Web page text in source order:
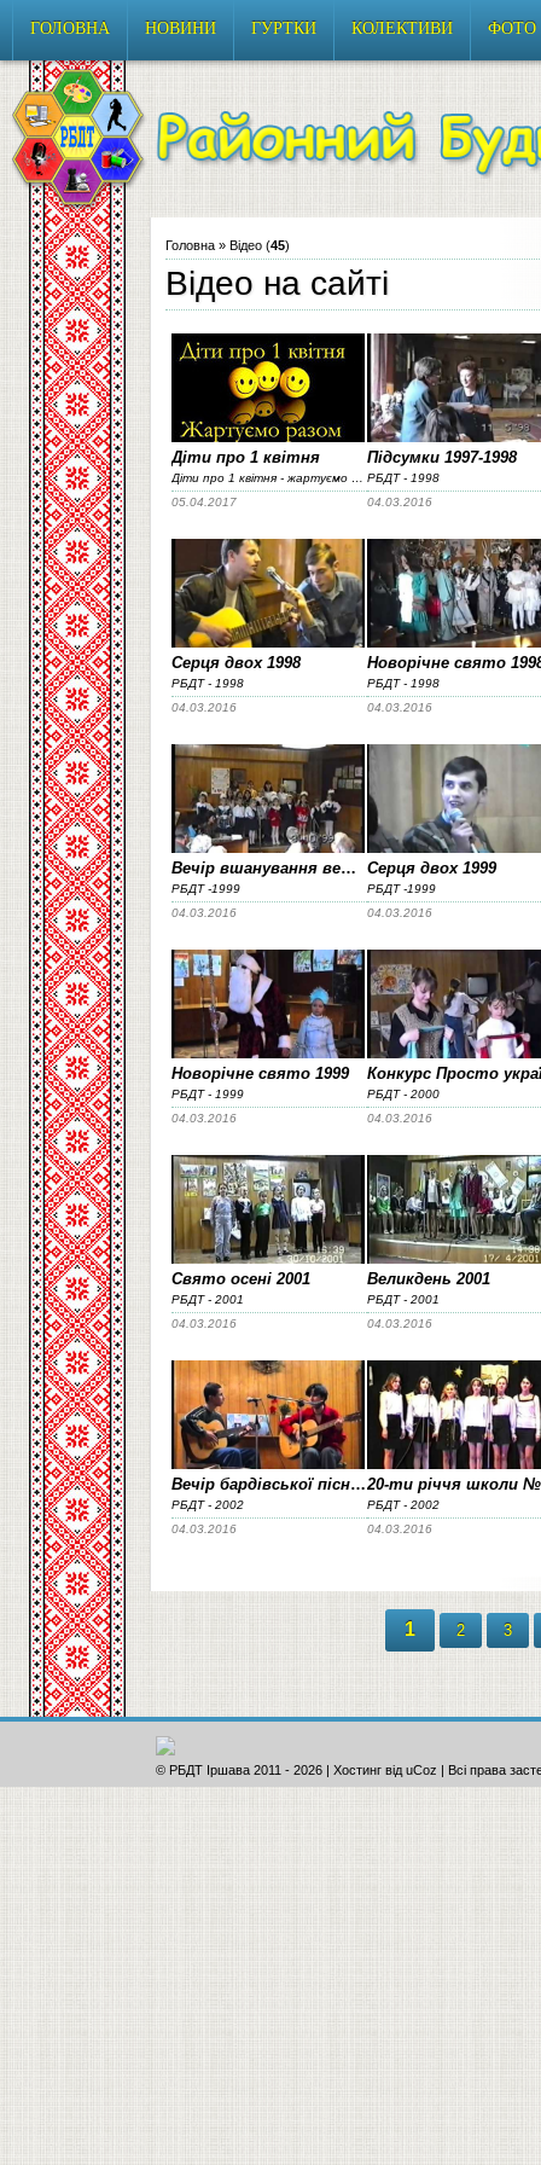
ГОЛОВНА НОВИНИ ГУРТКИ КОЛЕКТИВИ ФОТО
Головна » Відео (45)
Відео на сайті
Діти про 1 квітня
05.04.2017
Підсумки 1997-1998
РБДТ - 1998
04.03.2016
Серця двох 1998
РБДТ - 1998
04.03.2016
Новорічне свято
РБДТ - 1998
04.03.2016
Вечір вшанування ветеранів пед.праці 1999
РБДТ -1999
04.03.2016
Серця двох 1999
РБДТ -1999
04.03.2016
Новорічне свято 1999
РБДТ - 1999
04.03.2016
РБДТ - 2000
04.03.2016
Свято осені 2001
РБДТ - 2001
04.03.2016
Великдень 2001
РБДТ - 2001
04.03.2016
Вечір бардівської пісні 2002
РБДТ - 2002
04.03.2016
РБДТ - 2002
04.03.2016
1 2 3
© РБДТ Іршава 2011 - 2026 | Хостинг від uCoz | Всі права